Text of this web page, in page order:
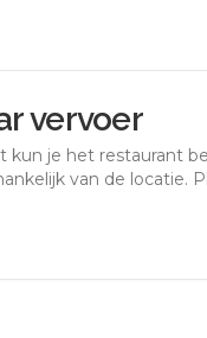
vervoer
kun je het restaurant
van de locatie.